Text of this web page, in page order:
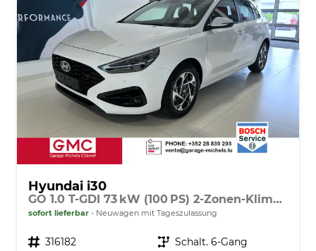
Hyundai i30
GO 1.0 T-GDI 73 kW (100 PS) 2-Zonen-Klimaautomatik, Einparkhilfe vorne und hinten, Rückfahrkamera, LED-Scheinwerfer, Sitzheizung, Lenkradheizung, Navigationssystem, Radio mit DAB, Apple CarPlay, Android Auto, 16 Zoll Leichtmetallfelgen, uvm.
sofort lieferbar Neuwagen mit Tageszulassung
Fahrzeugnr. 316182 Getriebe Schalt. 6-Gang